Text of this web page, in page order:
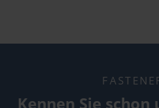
Kennen Sie